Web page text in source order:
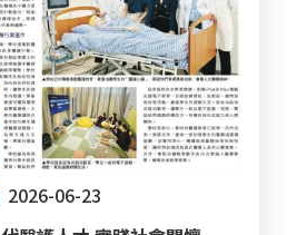
2026-06-23